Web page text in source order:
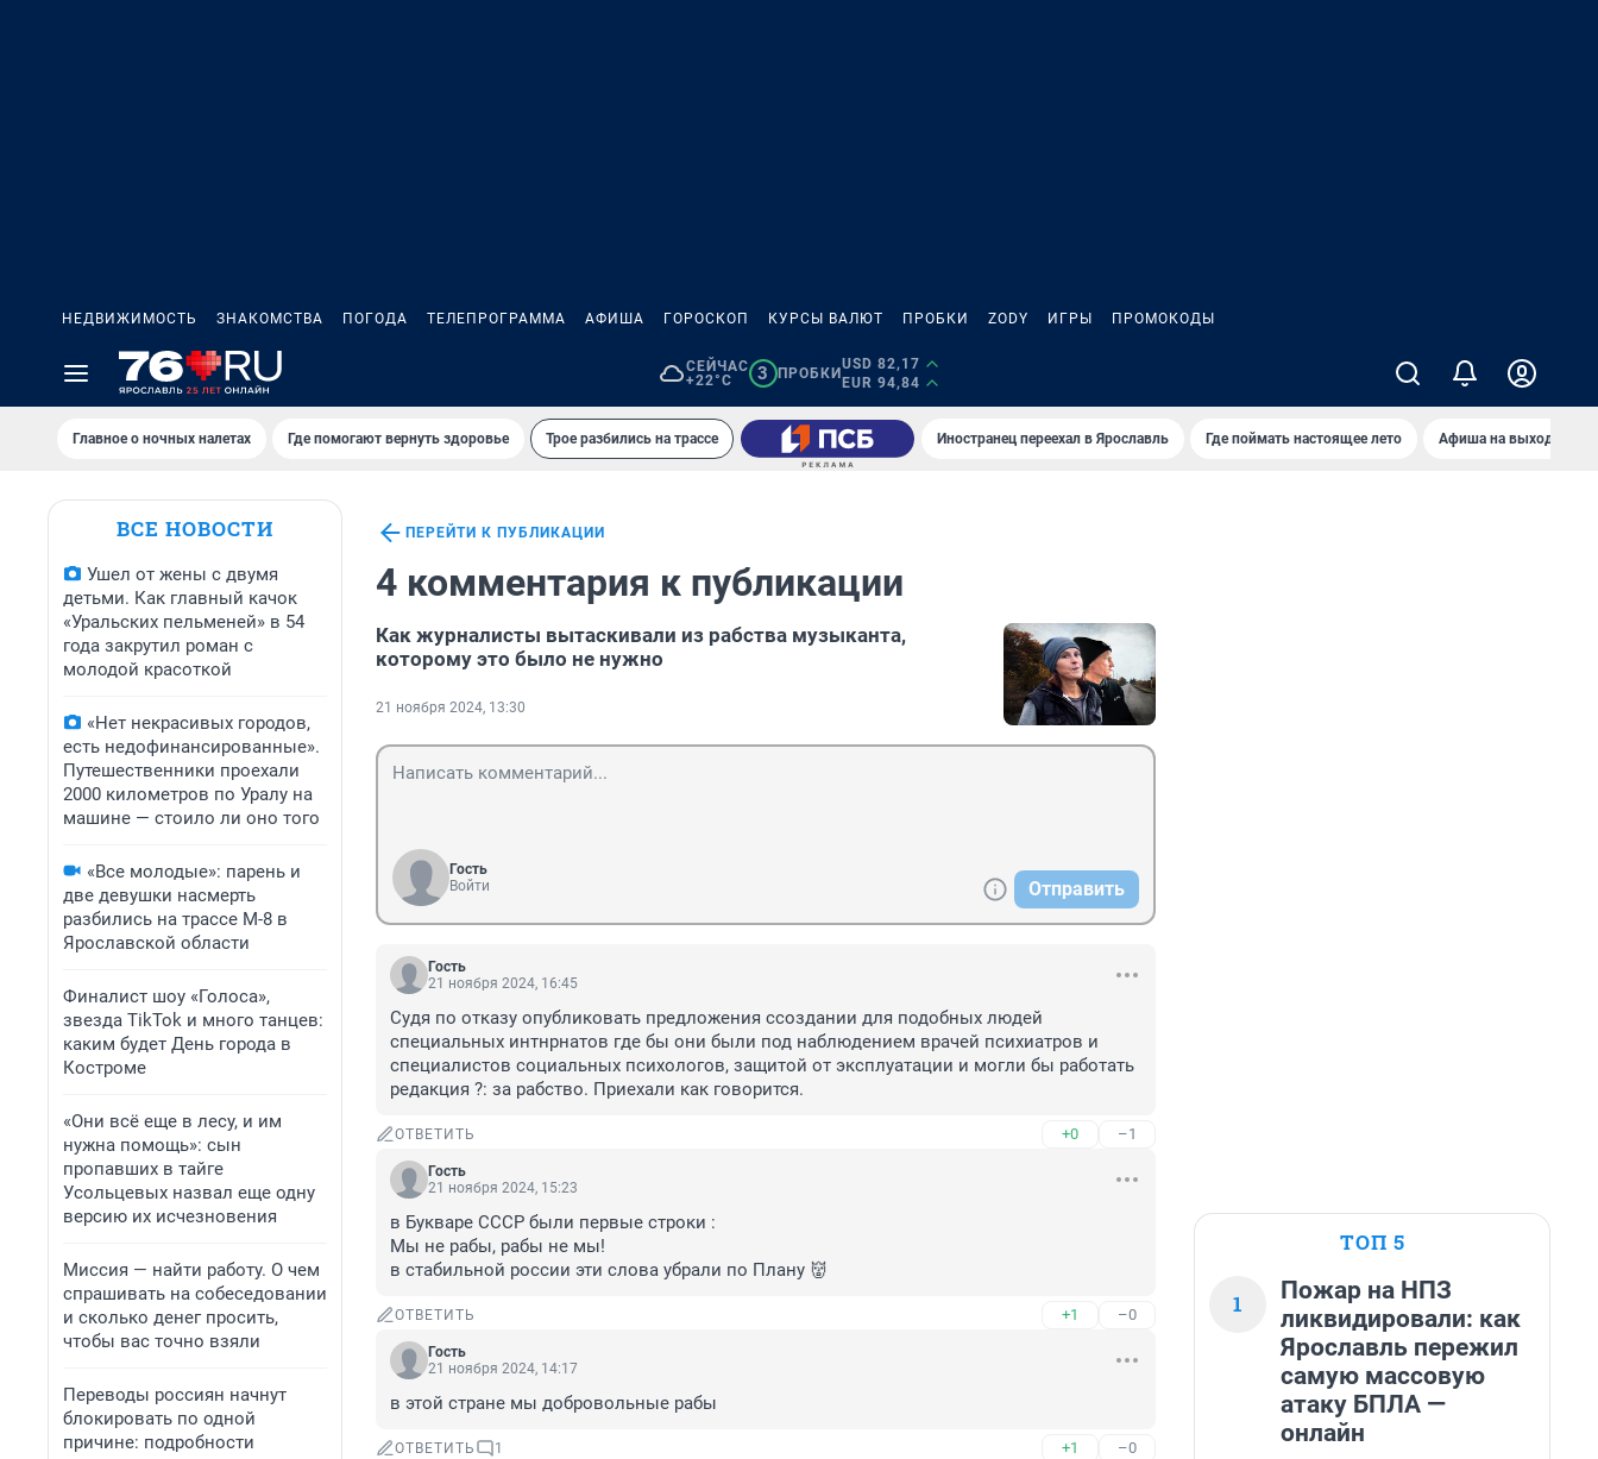
НЕДВИЖИМОСТЬ ЗНАКОМСТВА ПОГОДА ТЕЛЕПРОГРАММА АФИША ГОРОСКОП КУРСЫ ВАЛЮТ ПРОБКИ ZODY ИГРЫ ПРОМОКОДЫ
СЕЙЧАС
+22°C
3 ПРОБКИ
USD 82,17
EUR 94,84
Главное о ночных налетах Где помогают вернуть здоровье Трое разбились на трассе Иностранец переехал в Ярославль Где поймать настоящее лето Афиша на выходные
ВСЕ НОВОСТИ
Ушел от жены с двумя
детьми. Как главный качок
«Уральских пельменей» в 54
года закрутил роман с
молодой красоткой
«Нет некрасивых городов,
есть недофинансированные».
Путешественники проехали
2000 километров по Уралу на
машине — стоило ли оно того
«Все молодые»: парень и
две девушки насмерть
разбились на трассе М-8 в
Ярославской области
Финалист шоу «Голоса»,
звезда TikTok и много танцев:
каким будет День города в
Костроме
«Они всё еще в лесу, и им
нужна помощь»: сын
пропавших в тайге
Усольцевых назвал еще одну
версию их исчезновения
Миссия — найти работу. О чем
спрашивать на собеседовании
и сколько денег просить,
чтобы вас точно взяли
Переводы россиян начнут
блокировать по одной
причине: подробности
ПЕРЕЙТИ К ПУБЛИКАЦИИ
4 комментария к публикации
Как журналисты вытаскивали из рабства музыканта,
которому это было не нужно
21 ноября 2024, 13:30
Гость
Войти
Отправить
Гость
21 ноября 2024, 16:45
Судя по отказу опубликовать предложения ссоздании для подобных людей
специальных интнрнатов где бы они были под наблюдением врачей психиатров и
специалистов социальных психологов, защитой от эксплуатации и могли бы работать
редакция ?: за рабство. Приехали как говорится.
ОТВЕТИТЬ +0 –1
Гость
21 ноября 2024, 15:23
в Букваре СССР были первые строки :
Мы не рабы, рабы не мы!
в стабильной россии эти слова убрали по Плану 👹
ОТВЕТИТЬ +1 –0
Гость
21 ноября 2024, 14:17
в этой стране мы добровольные рабы
ОТВЕТИТЬ 1 +1 –0
ТОП 5
1
Пожар на НПЗ
ликвидировали: как
Ярославль пережил
самую массовую
атаку БПЛА —
онлайн